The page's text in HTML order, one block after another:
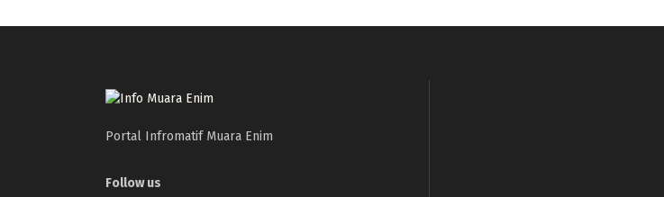
Portal Infromatif Muara Enim
Follow us